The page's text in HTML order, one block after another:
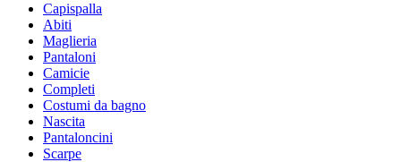
Capispalla
Abiti
Maglieria
Pantaloni
Camicie
Completi
Costumi da bagno
Nascita
Pantaloncini
Scarpe